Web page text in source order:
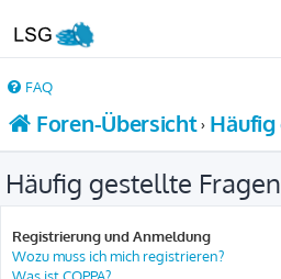
FAQ
Foren-Übersicht
Häufig gestellte Fragen
Registrierung und Anmeldung
Wozu muss ich mich registrieren?
Was ist COPPA?